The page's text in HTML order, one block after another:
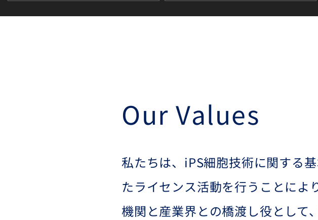
Our Values
私たちは、iPS細胞技術に関する
たライセンス活動を行うことによ
機関と産業界との橋渡し役として